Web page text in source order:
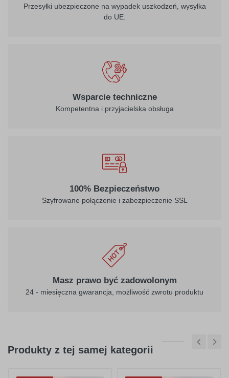
Przesyłki ubezpieczone na wypadek uszkodzeń, wysyłka
do UE.
Wsparcie techniczne
Kompetentna i przyjacielska obsługa
100% Bezpieczeństwo
Szyfrowane połączenie i zabezpieczenie SSL
Masz prawo być zadowolonym
24 - miesięczna gwarancja, możliwość zwrotu produktu
Produkty z tej samej kategorii